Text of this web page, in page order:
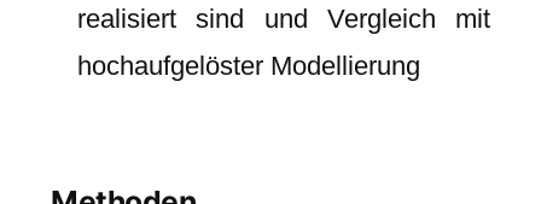
realisiert sind und Vergleich mit
hochaufgelöster Modellierung